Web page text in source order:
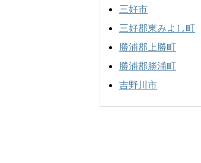
三好市
三好郡東みよし町
勝浦郡上勝町
勝浦郡勝浦町
吉野川市